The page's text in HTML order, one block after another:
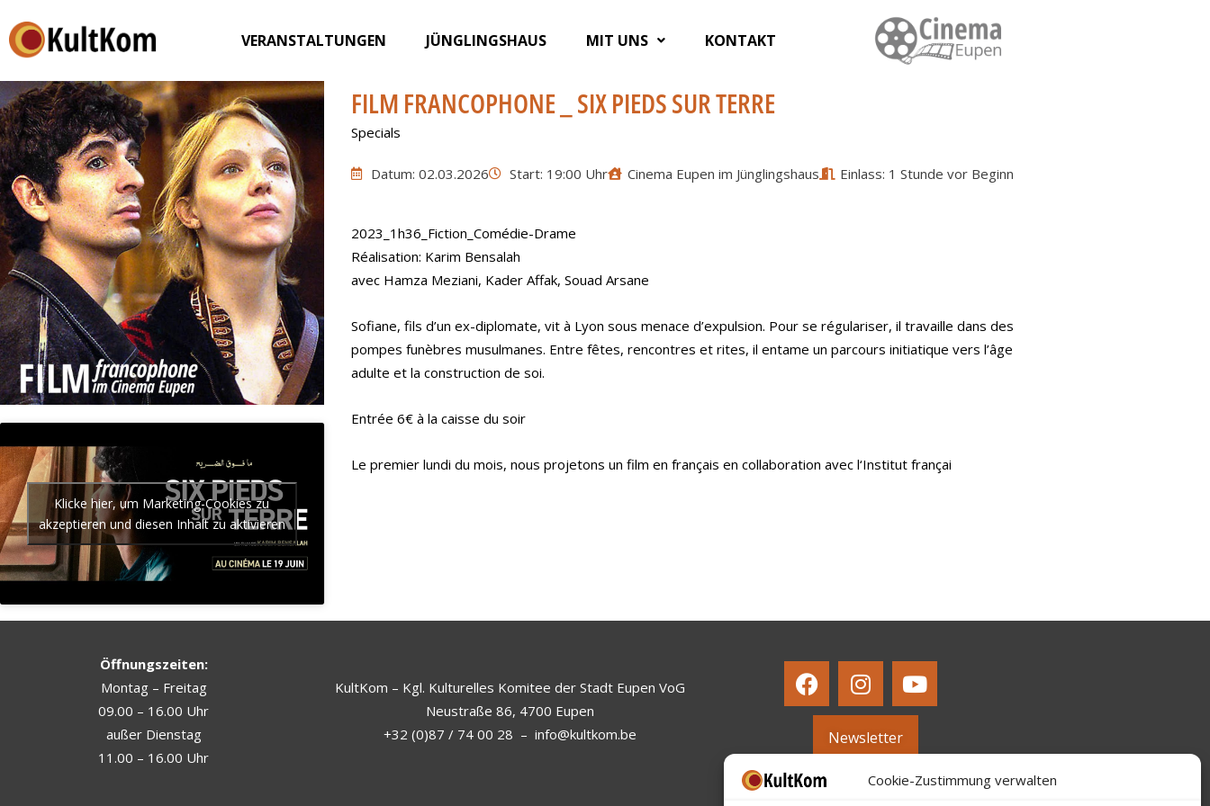
Cookie-Zustimmung verwalten
VERANSTALTUNGEN JÜNGLINGSHAUS MIT UNS KONTAKT
Klicke hier, um Marketing-Cookies zu
akzeptieren und diesen Inhalt zu aktivieren
FILM FRANCOPHONE _ SIX PIEDS SUR TERRE
Specials
Datum: 02.03.2026 Start: 19:00 Uhr Cinema Eupen im Jünglingshaus Einlass: 1 Stunde vor Beginn
2023_1h36_Fiction_Comédie-Drame
Réalisation: Karim Bensalah
avec Hamza Meziani, Kader Affak, Souad Arsane
Sofiane, fils d’un ex-diplomate, vit à Lyon sous menace d’expulsion. Pour se régulariser, il travaille dans des
pompes funèbres musulmanes. Entre fêtes, rencontres et rites, il entame un parcours initiatique vers l’âge
adulte et la construction de soi.
Entrée 6€ à la caisse du soir
Le premier lundi du mois, nous projetons un film en français en collaboration avec l‘Institut françai
Öffnungszeiten:
Montag – Freitag
09.00 – 16.00 Uhr
außer Dienstag
11.00 – 16.00 Uhr
KultKom – Kgl. Kulturelles Komitee der Stadt Eupen VoG
Neustraße 86, 4700 Eupen
+32 (0)87 / 74 00 28 – info@kultkom.be Newsletter